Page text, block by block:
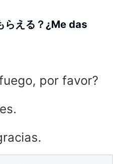
らえる？¿Me das
por favor?